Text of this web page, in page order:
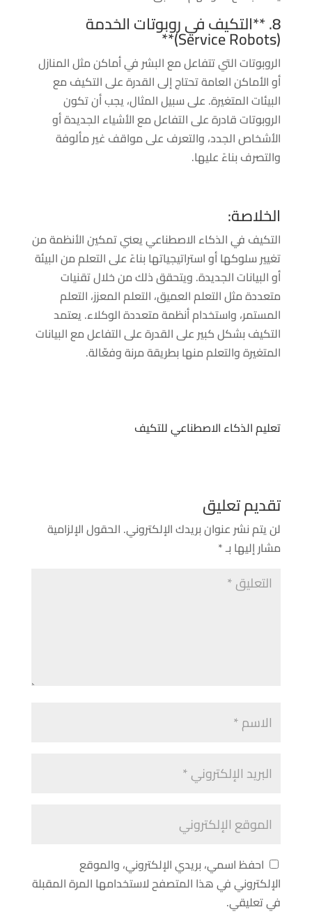
8. **التكيف في روبوتات الخدمة
(Service Robots)**
الروبوتات التي تتفاعل مع البشر في أماكن مثل المنازل
أو الأماكن العامة تحتاج إلى القدرة على التكيف مع
البيئات المتغيرة. على سبيل المثال، يجب أن تكون
الروبوتات قادرة على التفاعل مع الأشياء الجديدة أو
الأشخاص الجدد، والتعرف على مواقف غير مألوفة
والتصرف بناءً عليها.
الخلاصة:
التكيف في الذكاء الاصطناعي يعني تمكين الأنظمة من
تغيير سلوكها أو استراتيجياتها بناءً على التعلم من البيئة
أو البيانات الجديدة. ويتحقق ذلك من خلال تقنيات
متعددة مثل التعلم العميق، التعلم المعزز، التعلم
المستمر، واستخدام أنظمة متعددة الوكلاء. يعتمد
التكيف بشكل كبير على القدرة على التفاعل مع البيانات
المتغيرة والتعلم منها بطريقة مرنة وفعّالة.
تعليم الذكاء الاصطناعي للتكيف
تقديم تعليق
لن يتم نشر عنوان بريدك الإلكتروني. الحقول الإلزامية
مشار إليها بـ*
احفظ اسمي، بريدي الإلكتروني، والموقع
الإلكتروني في هذا المتصفح لاستخدامها المرة المقبلة
في تعليقي.